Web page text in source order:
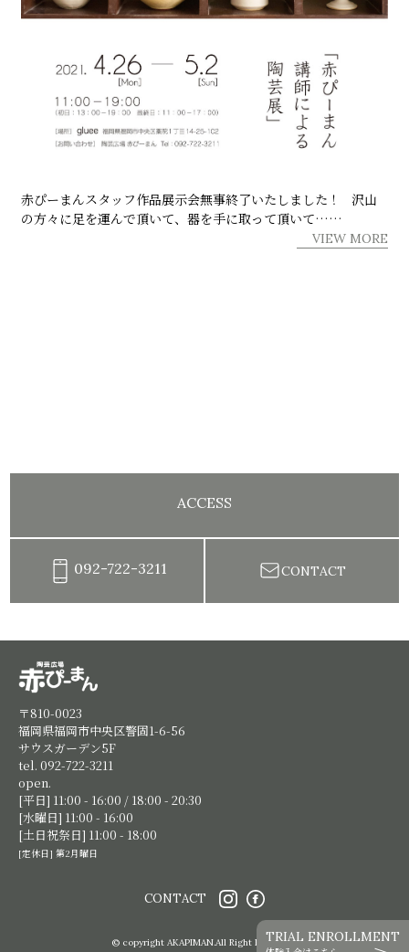
赤ぴーまんスタッフ作品展示会無事終了いたしました！ 沢山
の方々に足を運んで頂いて、器を手に取って頂いて……
VIEW MORE
ACCESS
092-722-3211 CONTACT
〒810-0023
福岡県福岡市中央区警固1-6-56
サウスガーデン5F
tel. 092-722-3211
open.
[平日] 11:00 - 16:00 / 18:00 - 20:30
[水曜日] 11:00 - 16:00
[土日祝祭日] 11:00 - 18:00
[定休日] 第2月曜日
CONTACT
© copyright AKAPIMAN.All Right Reserved.TRIAL ENROLLMENT